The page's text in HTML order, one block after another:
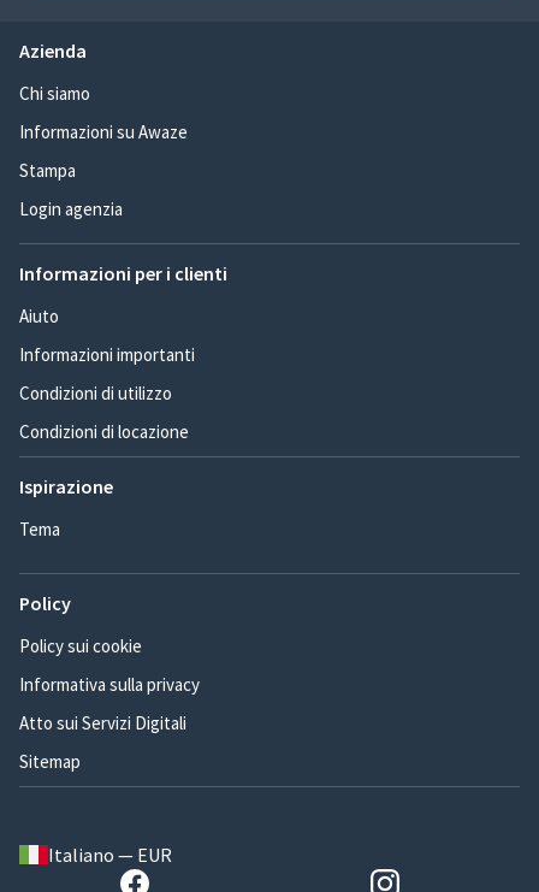
Azienda
Chi siamo
Informazioni su Awaze
Stampa
Login agenzia
Informazioni per i clienti
Aiuto
Informazioni importanti
Condizioni di utilizzo
Condizioni di locazione
Ispirazione
Tema
Policy
Policy sui cookie
Informativa sulla privacy
Atto sui Servizi Digitali
Sitemap
Italiano — EUR